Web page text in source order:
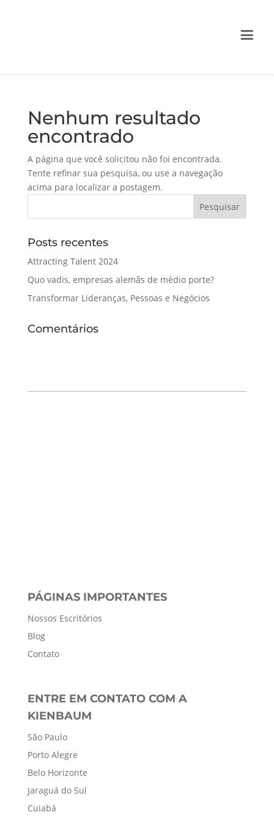
Nenhum resultado
encontrado
A página que você solicitou não foi encontrada.
Tente refinar sua pesquisa, ou use a navegação
acima para localizar a postagem.
Posts recentes
Attracting Talent 2024
Quo vadis, empresas alemãs de médio porte?
Transformar Lideranças, Pessoas e Negócios
Comentários
PÁGINAS IMPORTANTES
Nossos Escritórios
Blog
Contato
ENTRE EM CONTATO COM A
KIENBAUM
São Paulo
Porto Alegre
Belo Horizonte
Jaraguá do Sul
Cuiabá